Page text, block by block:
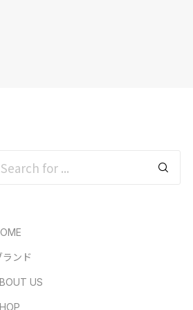
ランド
US